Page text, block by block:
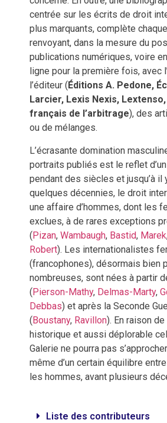
centrée sur les écrits de droit
plus marquants, complète
renvoyant, dans la mesure du
publications numériques, voire
ligne pour la première fois, avec
l’éditeur ( Éditions A. Pedone,
Larcier, Lexis Nexis,
français de l’arbitrage), des
ou de mélanges.
L’écrasante domination
portraits publiés est le reflet
pendant des siècles et jusqu’à il
quelques décennies, le droit
une affaire d’hommes, dont les
exclues, à de rares exceptions
(Pizan, Wambaugh, Bastid, Marek
Robert). Les internationalistes
(francophones), désormais bien
nombreuses, sont nées à partir
(Pierson-Mathy, Delmas-Marty,
Debbas) et après la Seconde
(Boustany, Ravillon). En raison
historique et aussi déplorable
Galerie ne pourra pas
même d’un certain équilibre
les hommes, avant plusieurs
Liste des contributeurs